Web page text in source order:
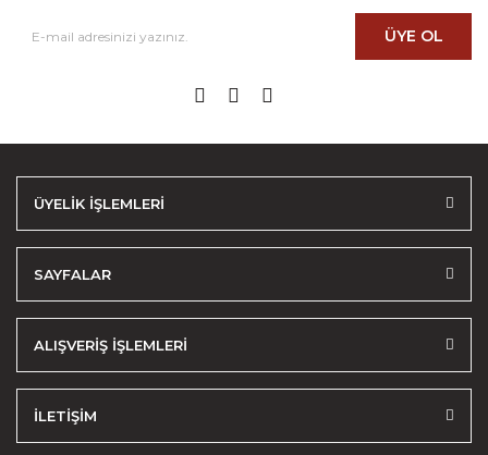
ÜYE OL
ÜYELİK İŞLEMLERİ
SAYFALAR
ALIŞVERİŞ İŞLEMLERİ
İLETİŞİM